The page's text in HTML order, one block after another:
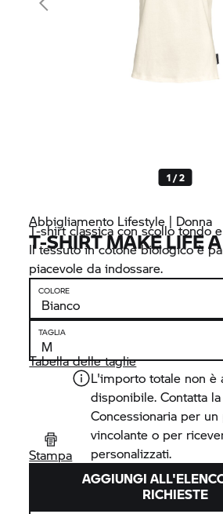
1 / 2
Abbigliamento Lifestyle | Donna
T-SHIRT MAKE LIFE
T-shirt classica con scollo tondo
Il tessuto in cotone biologico è
piacevole da indossare.
COLORE
TAGLIA
Tabella delle taglie
Stampa
L'importo totale non è
disponibile. Contatta
Concessionaria per
vincolante o per
personalizzati.
AGGIUNGI
RICHIESTE